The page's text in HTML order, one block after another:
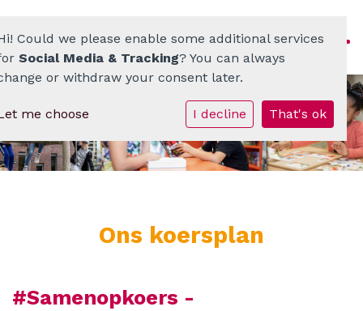
Homepage
ATO-scholenkring
Onze scholen
Werken bij
Ons koersplan
#Samenopkoers -
Could we please enable some additional services
Social Media & Tracking? You can always
or withdraw your consent later.
me choose I decline That's ok